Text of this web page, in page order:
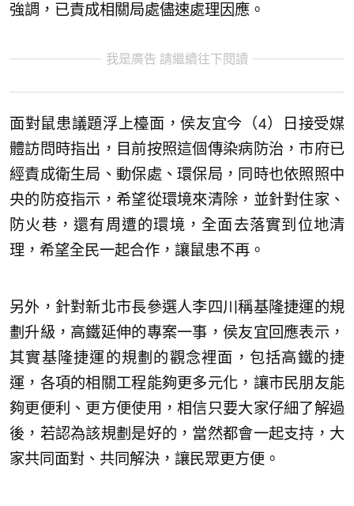
強調，已責成相關局處儘速處理因應。
我是廣告 請繼續往下閱讀
面對鼠患議題浮上檯面，侯友宜今（4）日接受媒
體訪問時指出，目前按照這個傳染病防治，市府已
經責成衛生局、動保處、環保局，同時也依照照中
央的防疫指示，希望從環境來清除，並針對住家、
防火巷，還有周遭的環境，全面去落實到位地清
理，希望全民一起合作，讓鼠患不再。
另外，針對新北市長參選人李四川稱基隆捷運的規
劃升級，高鐵延伸的專案一事，侯友宜回應表示，
其實基隆捷運的規劃的觀念裡面，包括高鐵的捷
運，各項的相關工程能夠更多元化，讓市民朋友能
夠更便利、更方便使用，相信只要大家仔細了解過
後，若認為該規劃是好的，當然都會一起支持，大
家共同面對、共同解決，讓民眾更方便。